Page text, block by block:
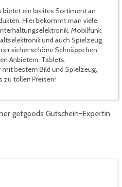
ein breites Sortiment an
Hier bekommt man viele
Mobilfunk,
und auch Spielzeug.
sicher schöne Schnäppchen.
Anbietern, Tablets,
bestem Bild und Spielzeug,
zu tollen Preisen!
getgoods Gutschein-Expertin